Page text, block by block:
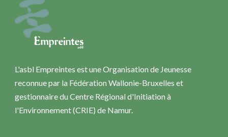
L'asbl Empreintes est une Organisation de Jeunesse
reconnue par la Fédération Wallonie-Bruxelles et
gestionnaire du Centre Régional d'Initiation à
l'Environnement (CRIE) de Namur.